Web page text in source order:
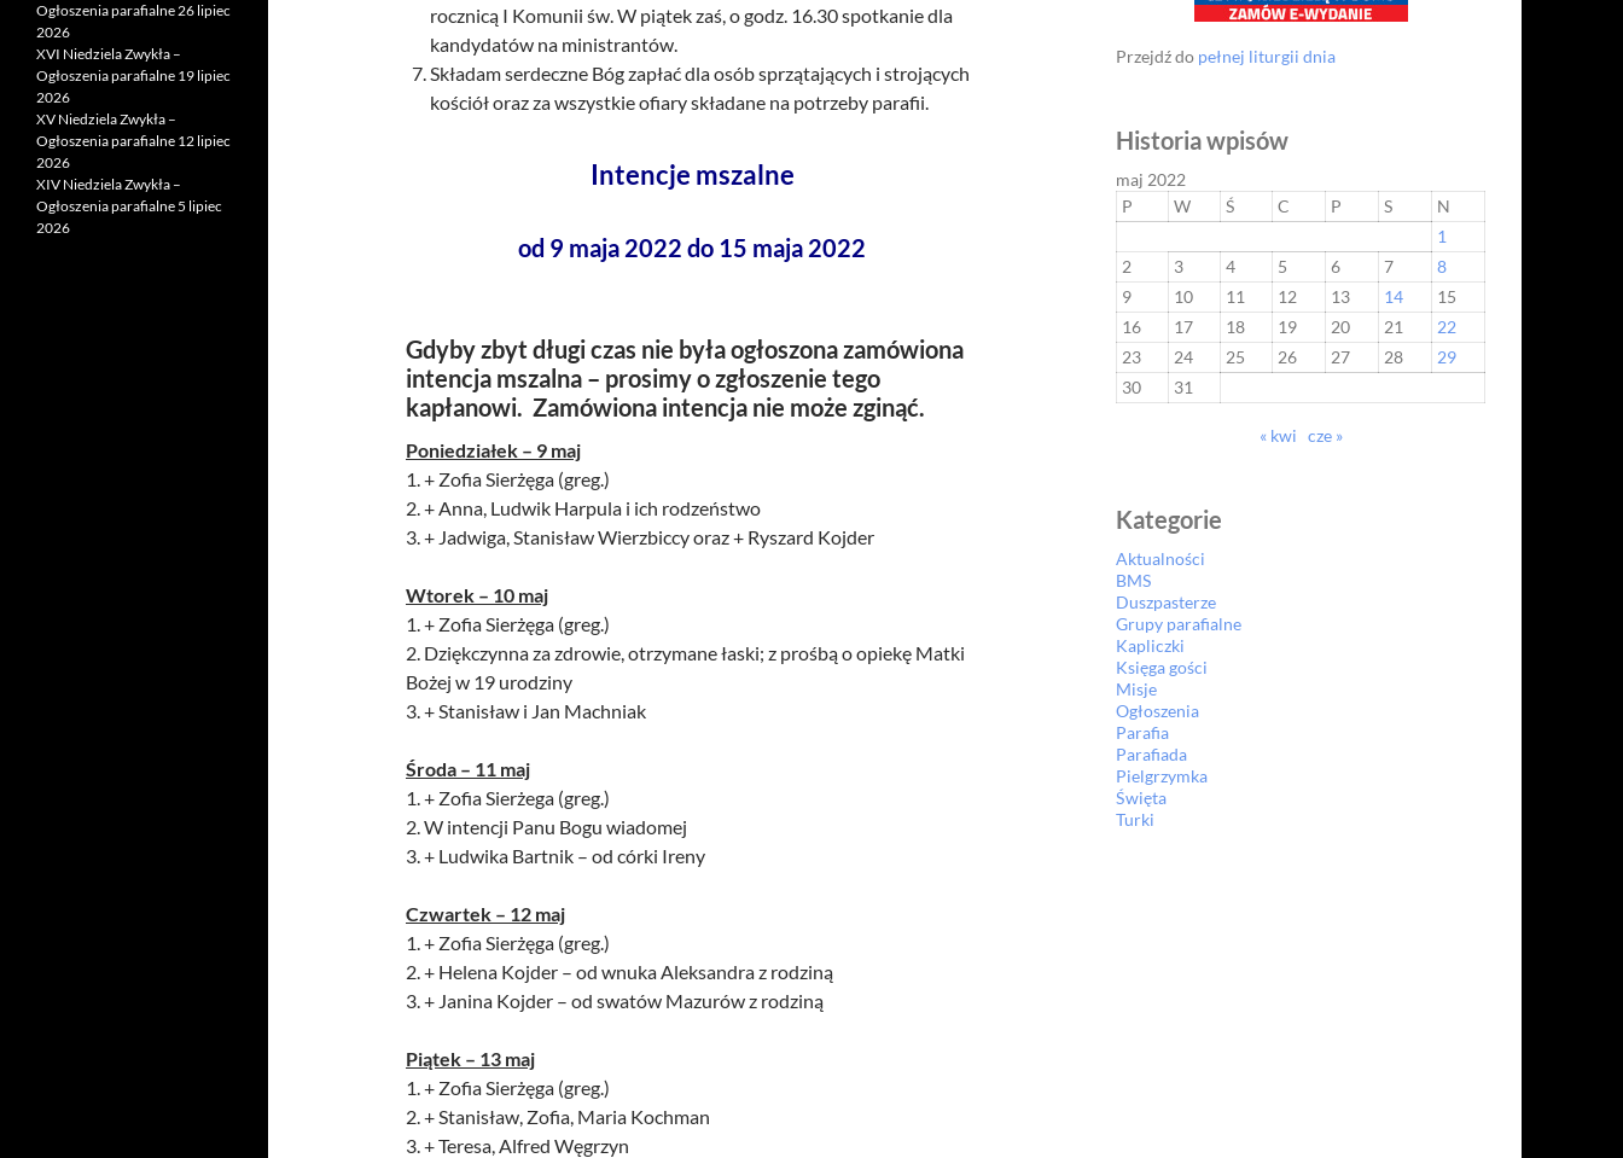
rocznicą I Komunii św. W piątek zaś, o godz. 16.30 spotkanie dla
kandydatów na ministrantów.
Składam serdeczne Bóg zapłać dla osób sprzątających i strojących
kościół oraz za wszystkie ofiary składane na potrzeby parafii.
Intencje mszalne
od 9 maja 2022 do 15 maja 2022
Gdyby zbyt długi czas nie była ogłoszona zamówiona
intencja mszalna – prosimy o zgłoszenie tego
kapłanowi. Zamówiona intencja nie może zginąć.
Poniedziałek – 9 maj
1. + Zofia Sierżęga (greg.)
2. + Anna, Ludwik Harpula i ich rodzeństwo
3. + Jadwiga, Stanisław Wierzbiccy oraz + Ryszard Kojder
Wtorek – 10 maj
1. + Zofia Sierżęga (greg.)
2. Dziękczynna za zdrowie, otrzymane łaski; z prośbą o opiekę Matki
Bożej w 19 urodziny
3. + Stanisław i Jan Machniak
Środa – 11 maj
1. + Zofia Sierżega (greg.)
2. W intencji Panu Bogu wiadomej
3. + Ludwika Bartnik – od córki Ireny
Czwartek – 12 maj
1. + Zofia Sierżęga (greg.)
2. + Helena Kojder – od wnuka Aleksandra z rodziną
3. + Janina Kojder – od swatów Mazurów z rodziną
Piątek – 13 maj
1. + Zofia Sierżęga (greg.)
2. + Stanisław, Zofia, Maria Kochman
3. + Teresa, Alfred Węgrzyn
Przejdź do pełnej liturgii dnia
Historia wpisów
maj 2022
P
W Ś C P S
N
1
2
3 4 5 6 7
8
9
10 11 12 13 14
15
16
17 18 19 20 21
22
23
24 25 26 27 28
29
30
31
« kwi cze »
Kategorie
Aktualności
BMS
Duszpasterze
Grupy parafialne
Kapliczki
Księga gości
Misje
Ogłoszenia
Parafia
Parafiada
Pielgrzymka
Święta
Turki
Ogłoszenia parafialne 26 lipiec
2026
XVI Niedziela Zwykła –
Ogłoszenia parafialne 19 lipiec
2026
XV Niedziela Zwykła –
Ogłoszenia parafialne 12 lipiec
2026
XIV Niedziela Zwykła –
Ogłoszenia parafialne 5 lipiec
2026